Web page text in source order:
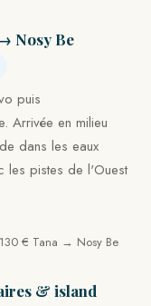
Nosy Be
puis
Arrivée en milieu
dans les eaux
les pistes de l'Ouest
€ Tana → Nosy Be
& island